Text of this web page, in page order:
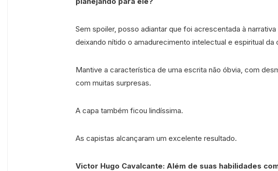
Sem spoiler, posso adiantar que foi acrescentada à
deixando nítido o amadurecimento intelectual e espiritual da
Mantive a característica de uma escrita não óbvia, com
com muitas surpresas.
A capa também ficou lindíssima.
As capistas alcançaram um excelente resultado.
Victor Hugo Cavalcante: Além de suas habilidades